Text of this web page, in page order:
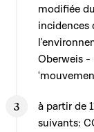
modifiée
incidences
Oberweis -
à partir de
suivants: